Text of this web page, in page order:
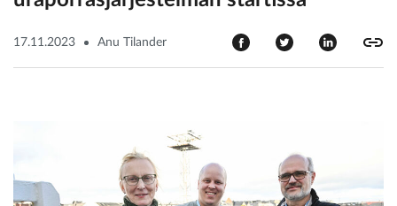
17.11.2023 Anu Tilander